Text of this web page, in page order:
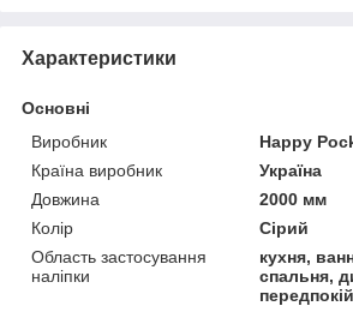
Характеристики
Основні
Виробник
Happy
Країна виробник
Україна
Довжина
2000 мм
Колір
Сірий
Область застосування
наліпки
кухня,
спальня,
передпокій